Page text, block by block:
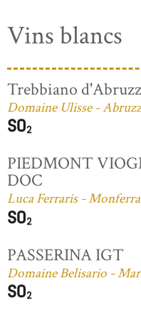
Vins blancs
Trebbiano
Domaine Ulisse -
PIEDMONT
DOC
Luca Ferraris -
PASSERINA IGT
Domaine Belisario -